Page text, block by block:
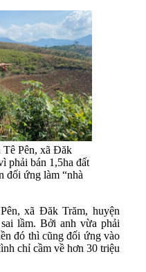
Tê Pên, xã Đăk
phải bán 1,5ha đất
đối ứng làm “nhà
xã Đăk Trăm, huyện
lầm. Bởi anh vừa phải
đó thì cũng đối ứng vào
chỉ cầm về hơn 30 triệu